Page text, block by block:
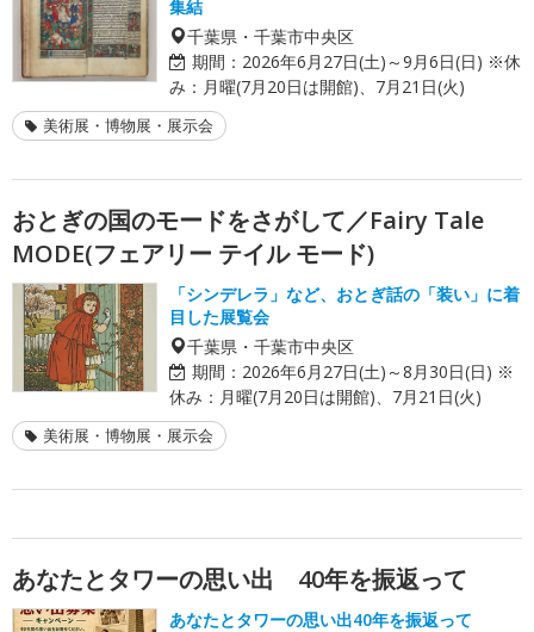
集結
千葉県・千葉市中央区
期間： 2026年6月27日(土)～9月6日(日) ※休
み：月曜(7月20日は開館)、7月21日(火)
美術展・博物展・展示会
おとぎの国のモードをさがして／Fairy Tale
MODE(フェアリー テイル モード)
「シンデレラ」など、おとぎ話の「装い」に着
目した展覧会
千葉県・千葉市中央区
期間： 2026年6月27日(土)～8月30日(日) ※
休み：月曜(7月20日は開館)、7月21日(火)
美術展・博物展・展示会
あなたとタワーの思い出 40年を振返って
あなたとタワーの思い出40年を振返って